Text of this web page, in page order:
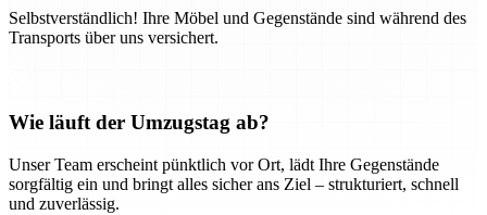
Selbstverständlich! Ihre Möbel und Gegenstände sind während des
Transports über uns versichert.
Wie läuft der Umzugstag ab?
Unser Team erscheint pünktlich vor Ort, lädt Ihre Gegenstände
sorgfältig ein und bringt alles sicher ans Ziel – strukturiert, schnell
und zuverlässig.